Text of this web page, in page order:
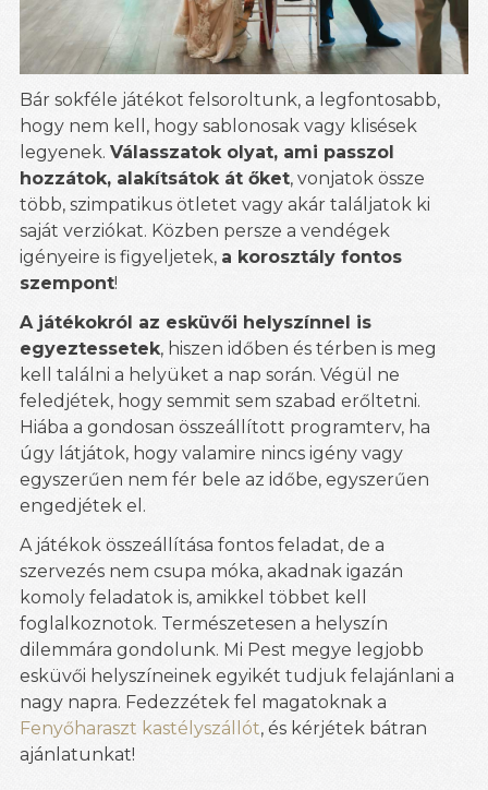
Bár sokféle játékot felsoroltunk, a legfontosabb,
hogy nem kell, hogy sablonosak vagy klisések
legyenek. Válasszatok olyat, ami passzol
hozzátok, alakítsátok át őket, vonjatok össze
több, szimpatikus ötletet vagy akár találjatok ki
saját verziókat. Közben persze a vendégek
igényeire is figyeljetek, a korosztály fontos
szempont!
A játékokról az esküvői helyszínnel is
egyeztessetek, hiszen időben és térben is meg
kell találni a helyüket a nap során. Végül ne
feledjétek, hogy semmit sem szabad erőltetni.
Hiába a gondosan összeállított programterv, ha
úgy látjátok, hogy valamire nincs igény vagy
egyszerűen nem fér bele az időbe, egyszerűen
engedjétek el.
A játékok összeállítása fontos feladat, de a
szervezés nem csupa móka, akadnak igazán
komoly feladatok is, amikkel többet kell
foglalkoznotok. Természetesen a helyszín
dilemmára gondolunk. Mi Pest megye legjobb
esküvői helyszíneinek egyikét tudjuk felajánlani a
nagy napra. Fedezzétek fel magatoknak a
Fenyőharaszt kastélyszállót, és kérjétek bátran
ajánlatunkat!